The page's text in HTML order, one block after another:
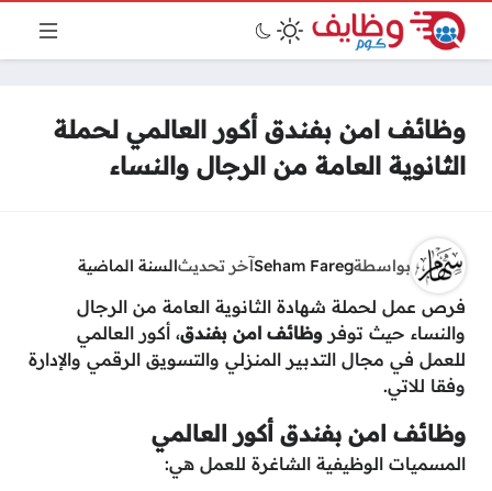
وظائف امن بفندق أكور العالمي لحملة
الثانوية العامة من الرجال والنساء
بواسطةSeham Faregآخر تحديثالسنة الماضية
فرص عمل لحملة شهادة الثانوية العامة من الرجال
والنساء حيث توفر وظائف امن بفندق، أكور العالمي
للعمل في مجال التدبير المنزلي والتسويق الرقمي والإدارة
وفقا للاتي.
وظائف امن بفندق أكور العالمي
المسميات الوظيفية الشاغرة للعمل هي: